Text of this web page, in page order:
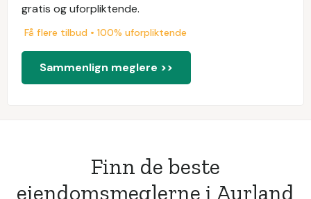
gratis og uforpliktende.
Få flere tilbud • 100% uforpliktende
Sammenlign meglere >>
Finn de beste
eiendomsmeglerne i Aurland